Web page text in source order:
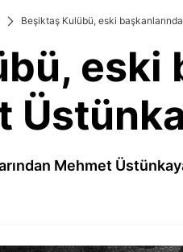
Beşiktaş Kulübü, eski
eski
Mehmet